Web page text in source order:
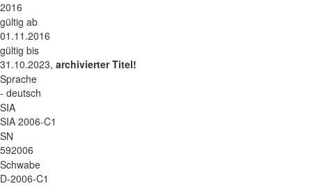
2016
gültig ab
01.11.2016
gültig bis
31.10.2023, archivierter Titel!
Sprache
- deutsch
SIA
SIA 2006-C1
SN
592006
Schwabe
D-2006-C1